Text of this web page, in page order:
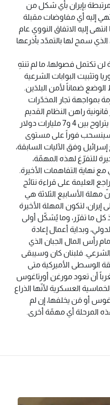
بإيران بأي شكل من
إليه أي مفاوضات مقبلة
إليه الاتفاق النووي عام
بين إيران ومجموعة الـ 5+1، الذي سمح لها بالتمدّد بأذرعها
لن تكتمل فصولها، ما لم تنتهِ
وتثبيت البوابات الشرعية
ضماناً لأمن البلدَين.
بمواجهة تجار المخدّرات
راهن النظام القديم
على تمويل قوّاته من خلالها بما يتراوح بين 4 و7 مليارات دولار
سينسحب فوراً على مستوى
وفق الآليات السابقة،
للتفرّغ لهذه المهمّة،
مع نهاية التفاهمات الأخيرة.
العليمة على قراءة نتائج
مهلة الأسابيع الثلاثة هي
إيران، لتكون المهلة الأخيرة
كل ما تقرّر، وما يُشكّل أولى
وبداية أعمال إعادة
رأس المال الجبان الذي
فلبنان كان وسيبقى
الوسطى الأميركية متى
أن تعود مورغن أورتاغوس
العسكرية لأنّها الذراع
أو مَن يخلفها، إن لم
المرحلة أي مهمّة أخرى.